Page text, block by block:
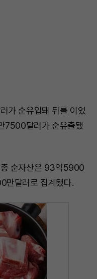
가 순유입돼 뒤를 이었
7500달러가 순유출됐
순자산은 93억5900
만달러로 집계됐다.